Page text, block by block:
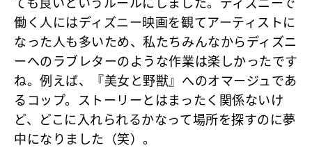
ても良いというルールにしました。ディズニーで
働く人にはディズニー映画を観てアーティストに
なった人も多いため、私たちみんなからディズニ
ーへのラブレターのような作業は楽しかったです
ね。例えば、『美女と野獣』へのオマージュであ
るコップ。ストーリーとはまったく関係ないけ
ど、どこに入れられるかなって場所を探すのに夢
中になりました（笑）。